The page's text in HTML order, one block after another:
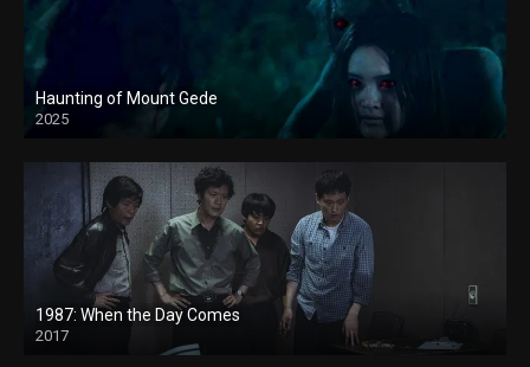
Haunting of Mount Gede
2025
1987: When the Day Comes
2017